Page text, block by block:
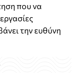
που να
την ευθύνη